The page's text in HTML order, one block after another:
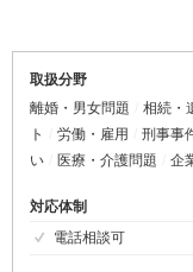
取扱分野
離婚・男女問題
相続・
ト
労働・雇用 刑事事
い
医療・介護問題 企
対応体制
電話相談可